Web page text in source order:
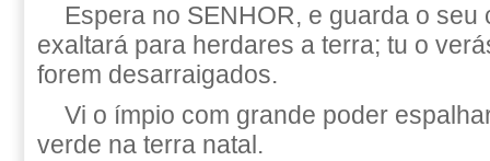
Espera no SENHOR, e guarda o seu
exaltará para herdares a terra; tu o
forem desarraigados.
Vi o ímpio com grande poder
verde na terra natal.